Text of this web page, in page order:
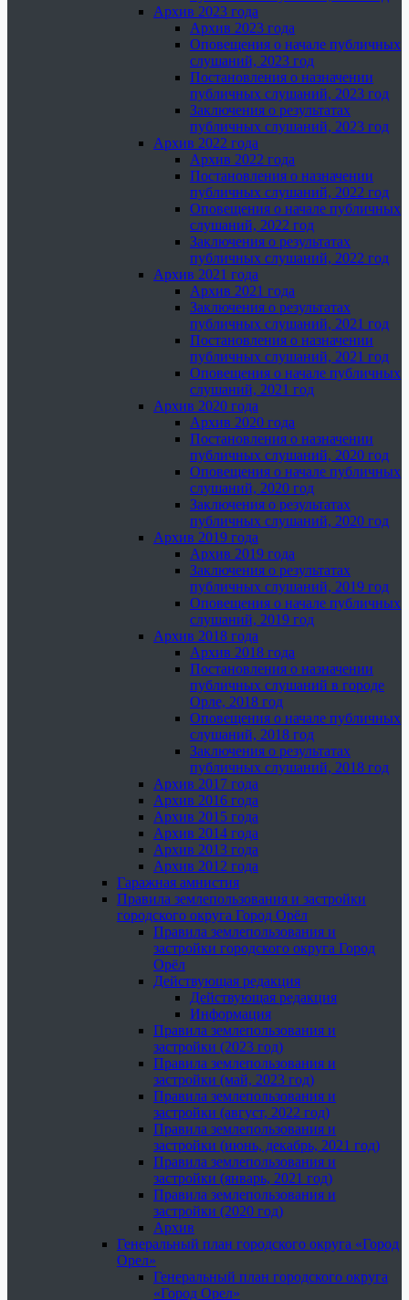
Архив 2023 года
Архив 2023 года
Оповещения о начале публичных
слушаний, 2023 год
Постановления о назначении
публичных слушаний, 2023 год
Заключения о результатах
публичных слушаний, 2023 год
Архив 2022 года
Архив 2022 года
Постановления о назначении
публичных слушаний, 2022 год
Оповещения о начале публичных
слушаний, 2022 год
Заключения о результатах
публичных слушаний, 2022 год
Архив 2021 года
Архив 2021 года
Заключения о результатах
публичных слушаний, 2021 год
Постановления о назначении
публичных слушаний, 2021 год
Оповещения о начале публичных
слушаний, 2021 год
Архив 2020 года
Архив 2020 года
Постановления о назначении
публичных слушаний, 2020 год
Оповещения о начале публичных
слушаний, 2020 год
Заключения о результатах
публичных слушаний, 2020 год
Архив 2019 года
Архив 2019 года
Заключения о результатах
публичных слушаний, 2019 год
Оповещения о начале публичных
слушаний, 2019 год
Архив 2018 года
Архив 2018 года
Постановления о назначении
публичных слушаний в городе
Орле, 2018 год
Оповещения о начале публичных
слушаний, 2018 год
Заключения о результатах
публичных слушаний, 2018 год
Архив 2017 года
Архив 2016 года
Архив 2015 года
Архив 2014 года
Архив 2013 года
Архив 2012 года
Гаражная амнистия
Правила землепользования и застройки
городского округа Город Орёл
Правила землепользования и
застройки городского округа Город
Орёл
Действующая редакция
Действующая редакция
Информация
Правила землепользования и
застройки (2023 год)
Правила землепользования и
застройки (май, 2023 год)
Правила землепользования и
застройки (август, 2022 год)
Правила землепользования и
застройки (июнь, декабрь, 2021 год)
Правила землепользования и
застройки (январь, 2021 год)
Правила землепользования и
застройки (2020 год)
Архив
Генеральный план городского округа «Город
Орел»
Генеральный план городского округа
«Город Орел»